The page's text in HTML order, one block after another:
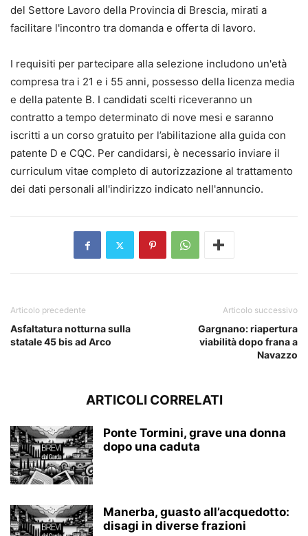
del Settore Lavoro della Provincia di Brescia, mirati a
facilitare l'incontro tra domanda e offerta di lavoro.
I requisiti per partecipare alla selezione includono un'età
compresa tra i 21 e i 55 anni, possesso della licenza media
e della patente B. I candidati scelti riceveranno un
contratto a tempo determinato di nove mesi e saranno
iscritti a un corso gratuito per l’abilitazione alla guida con
patente D e CQC. Per candidarsi, è necessario inviare il
curriculum vitae completo di autorizzazione al trattamento
dei dati personali all'indirizzo indicato nell'annuncio.
Articolo precedente
Asfaltatura notturna sulla
statale 45 bis ad Arco
Articolo successivo
Gargnano: riapertura
viabilità dopo frana a
Navazzo
ARTICOLI CORRELATI
Ponte Tormini, grave una donna
dopo una caduta
Manerba, guasto all’acquedotto:
disagi in diverse frazioni